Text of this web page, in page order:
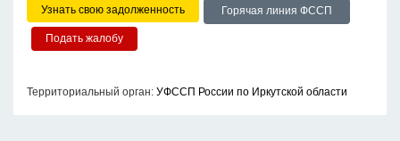
Узнать свою задолженность Горячая линия ФССП
Территориальный орган: УФССП России по Иркутской области